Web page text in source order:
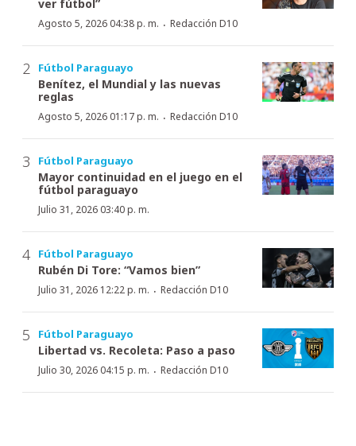
ver fútbol”
Agosto 5, 2026 04:38 p. m. · Redacción D10
Fútbol Paraguayo
Benítez, el Mundial y las nuevas
reglas
Agosto 5, 2026 01:17 p. m. · Redacción D10
Fútbol Paraguayo
Mayor continuidad en el juego en el
fútbol paraguayo
Julio 31, 2026 03:40 p. m.
Fútbol Paraguayo
Rubén Di Tore: “Vamos bien”
Julio 31, 2026 12:22 p. m. · Redacción D10
Fútbol Paraguayo
Libertad vs. Recoleta: Paso a paso
Julio 30, 2026 04:15 p. m. · Redacción D10